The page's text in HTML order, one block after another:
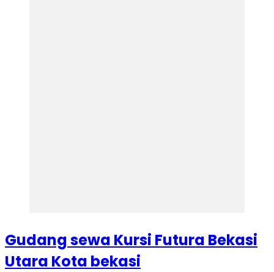
Gudang sewa Kursi Futura Bekasi
Utara Kota bekasi